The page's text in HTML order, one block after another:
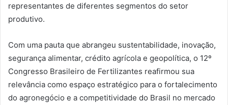
representantes de diferentes segmentos do setor
produtivo.
Com uma pauta que abrangeu sustentabilidade, inovação,
segurança alimentar, crédito agrícola e geopolítica, o 12º
Congresso Brasileiro de Fertilizantes reafirmou sua
relevância como espaço estratégico para o fortalecimento
do agronegócio e a competitividade do Brasil no mercado